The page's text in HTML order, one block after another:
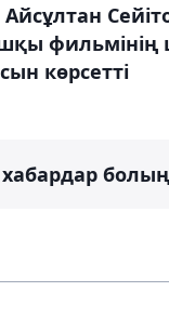
фильмінің
көрсетті